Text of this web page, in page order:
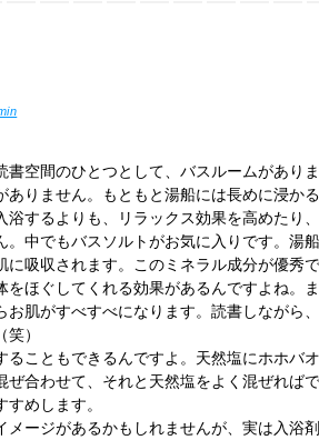
書空間のひとつとして、バスルームがあり
ありません。もともと湯船には長めに浸か
浴するよりも、リラックス効果を高めたり
。中でもバスソルトがお気に入りです。湯
に吸収されます。このミネラル成分が優秀
をほぐしてくれる効果があるんですよね。
お肌がすべすべになります。読書しながら
）
ることもできるんですよ。天然塩にホホバ
ぜ合わせて、それと天然塩をよく混ぜれば
めします。
メージがあるかもしれませんが、実は入浴